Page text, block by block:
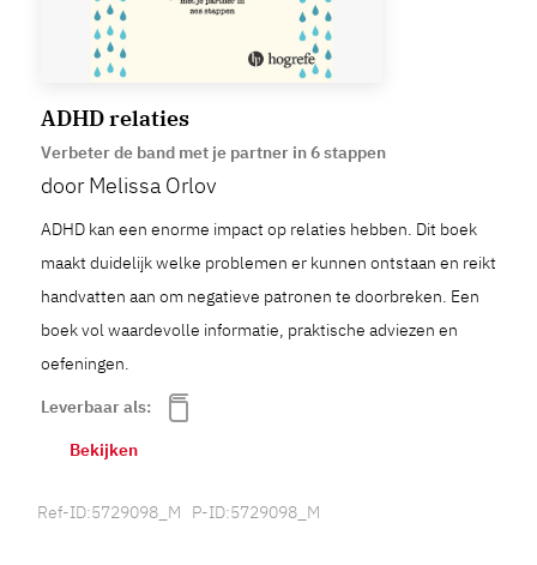
ADHD relaties
Verbeter de band met je partner in 6 stappen
door Melissa Orlov
ADHD kan een enorme impact op relaties hebben. Dit boek
maakt duidelijk welke problemen er kunnen ontstaan en reikt
handvatten aan om negatieve patronen te doorbreken. Een
boek vol waardevolle informatie, praktische adviezen en
oefeningen.
Leverbaar als:
Bekijken
Ref-ID:5729098_M P-ID:5729098_M